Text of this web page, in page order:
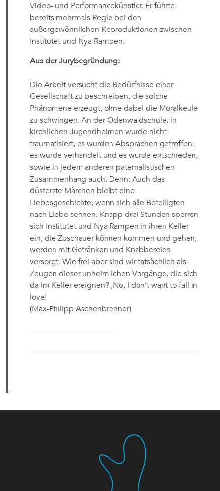
Video- und Performancekünstler. Er führte
bereits mehrmals Regie bei den
außergewöhnlichen Koproduktionen zwischen
Institutet und Nya Rampen.
Aus der Jurybegründung:
Die Arbeit versucht die Bedürfnisse einer
Gesellschaft zu beschreiben, die solche
Phänomene erzeugt, ohne dabei die Moralkeule
zu schwingen. An der Odenwaldschule, in
kirchlichen Jugendheimen wurde nicht
traumatisiert, es wurden Absprachen getroffen,
es wurde verhandelt und es wurde entschieden,
sowie in jedem anderen paternalistischen
Zusammenhang auch. Denn: Auch das
düsterste Märchen bleibt eine
Liebesgeschichte, wenn sich alle Beteiligten
nach Liebe sehnen. Knapp drei Stunden sperren
sich Institutet und Nya Rampen in ihren Keller
ein, die Zuschauer können kommen und gehen,
werden mit Getränken und Knabbereien
versorgt. Wie frei aber sind wir tatsächlich als
Zeugen dieser unheimlichen Vorgänge, die sich
da im Keller ereignen? ,No, I don’t want to fall in
love!
(Max-Philipp Aschenbrenner)